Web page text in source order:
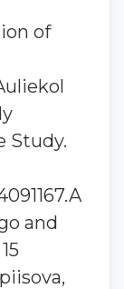
of
Study.
and